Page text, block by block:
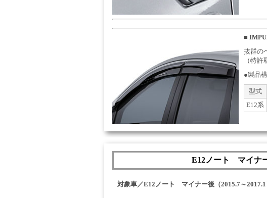
■
抜群の
（特許
●製品
型式
E12系
E12ノート マイナ
対象車／E12ノート マイナー後（2015.7～